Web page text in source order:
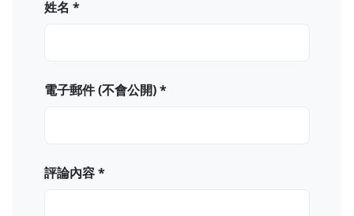
姓名 *
電子郵件 (不會公開) *
評論內容 *